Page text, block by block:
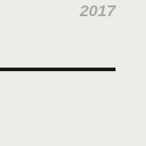
2017